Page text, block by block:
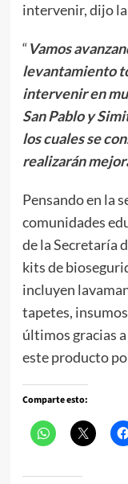
intervenir, dijo
“Vamos
levantamiento
intervenir en
San Pablo y
los cuales se
realizarán
Pensando en la
comunidades
de la Secretaría
kits de
incluyen
tapetes,
últimos gracias
este producto
Comparte esto: